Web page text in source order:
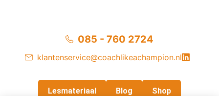
085 - 760 2724
klantenservice@coachlikeachampion.nl
Lesmateriaal Blog Shop